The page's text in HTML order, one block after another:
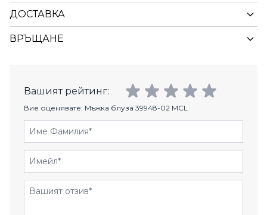
ДОСТАВКА
ВРЪЩАНЕ
Вашият рейтинг:
Вие оценявате: Мъжка блуза 39948-02 MCL
Име Фамилия
Имейл
Отзиви